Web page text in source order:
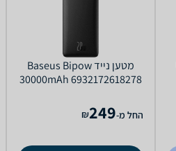
מטען נייד Baseus Bipow
30000mAh 6932172618278
החל מ-249
₪